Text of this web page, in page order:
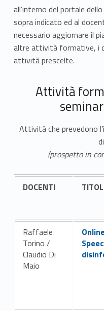
all’interno del portale
sopra indicato ed al
necessario aggiornare il
altre attività formative, i
attività prescelte.
Attività
Attività che prevedono
(prospetto in
DOCENTI
Raffaele
Torino /
Claudio Di
Maio
Link identifier #identifier__49610-2